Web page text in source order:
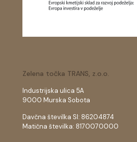
Zelena točka TRANS, z.o.o.
Industrijska ulica 5A
9000 Murska Sobota
Davčna številka SI: 86204874
Matična številka: 8170070000